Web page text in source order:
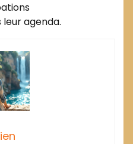
agenda.